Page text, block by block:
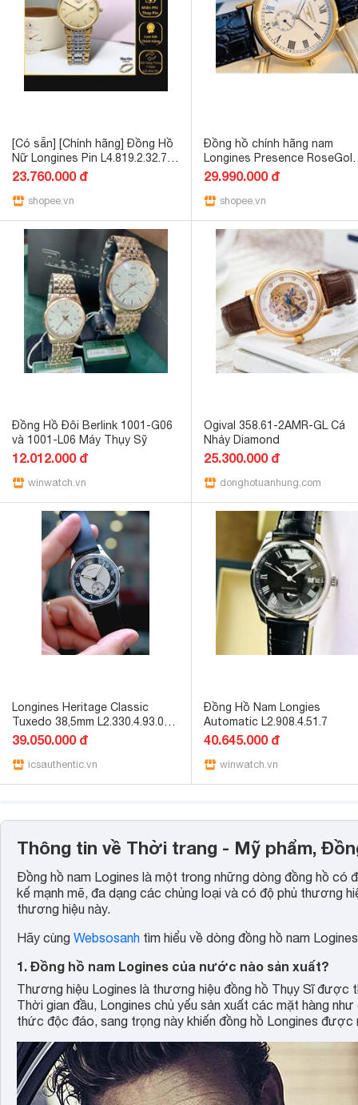
[Có sẵn] [Chính hãng] Đồng Hồ
Nữ Longines Pin L4.819.2.32.7
(L48192327) Dây Thép Vỏ Vàng
23.760.000 đ
shopee.vn
Đồng hồ chính hãng nam
Longines Presence
L4.805.1.11.2- Máy cơ tự
29.990.000 đ
shopee.vn
Đồng Hồ Đôi Berlink 1001-G06
và 1001-L06 Máy Thụy Sỹ
12.012.000 đ
winwatch.vn
Ogival 358.61-2AMR-GL Cá
Nhảy Diamond
25.300.000 đ
donghotuanhung.com
Longines Heritage Classic
Tuxedo 38,5mm L2.330.4.93.0
(Pre-Owned)
39.050.000 đ
icsauthentic.vn
Đồng Hồ Nam Longies
Automatic L2.908.4.51.7
40.645.000 đ
winwatch.vn
Thông tin về Thời trang - Mỹ phẩm,
Đồng hồ nam Logines là một trong những dòng đồng hồ
kế mạnh mẽ, đa dạng các chủng loại và có độ phủ thương
thương hiệu này.
Hãy cùng Websosanh tìm hiểu về dòng đồng hồ nam
1. Đồng hồ nam Logines của nước nào sản xuất?
Thương hiệu Logines là thương hiệu đồng hồ Thụy Sĩ được
Thời gian đầu, Longines chủ yếu sản xuất các mặt hàng
thức độc đáo, sang trọng này khiến đồng hồ Longines